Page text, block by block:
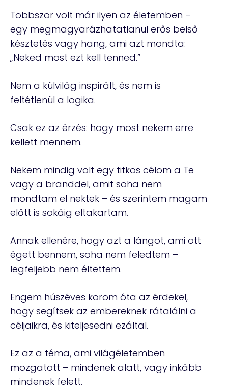
Többször volt már ilyen az életemben –
egy megmagyarázhatatlanul erős belső
késztetés vagy hang, ami azt mondta:
„Neked most ezt kell tenned.”
Nem a külvilág inspirált, és nem is
feltétlenül a logika.
Csak ez az érzés: hogy most nekem erre
kellett mennem.
Nekem mindig volt egy titkos célom a Te
vagy a branddel, amit soha nem
mondtam el nektek – és szerintem magam
előtt is sokáig eltakartam.
Annak ellenére, hogy azt a lángot, ami ott
égett bennem, soha nem feledtem –
legfeljebb nem éltettem.
Engem húszéves korom óta az érdekel,
hogy segítsek az embereknek rátalálni a
céljaikra, és kiteljesedni ezáltal.
Ez az a téma, ami világéletemben
mozgatott – mindenek alatt, vagy inkább
mindenek felett.